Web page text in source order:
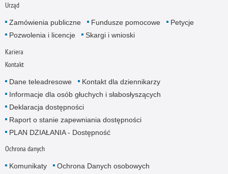
Urząd
Zamówienia publiczne Fundusze pomocowe
Petycje
Pozwolenia i licencje
Skargi i wnioski
Kariera
Kontakt
Dane teleadresowe
Kontakt dla dziennikarzy
Informacje dla osób głuchych i słabosłyszących
Deklaracja dostępności
Raport o stanie zapewniania dostępności
PLAN DZIAŁANIA - Dostępność
Ochrona danych
Komunikaty
Ochrona Danych osobowych